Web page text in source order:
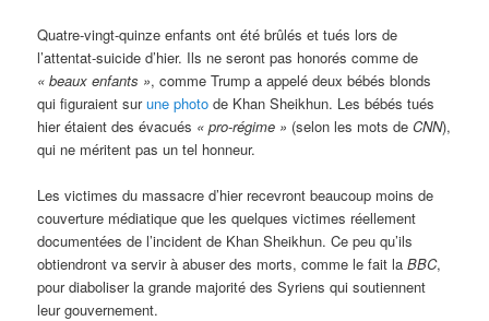
Quatre-vingt-quinze enfants ont été brûlés et tués lors de
l’attentat-suicide d’hier. Ils ne seront pas honorés comme de
« beaux enfants », comme Trump a appelé deux bébés blonds
qui figuraient surune photo de Khan Sheikhun. Les bébés tués
hier étaient des évacués « pro-régime » (selon les mots deCNN),
qui ne méritent pas un tel honneur.
Les victimes du massacre d’hier recevront beaucoup moins de
couverture médiatique que les quelques victimes réellement
documentées de l’incident de Khan Sheikhun. Ce peu qu’ils
obtiendront va servir à abuser des morts, comme le fait laBBC,
pour diaboliser la grande majorité des Syriens qui soutiennent
leur gouvernement.